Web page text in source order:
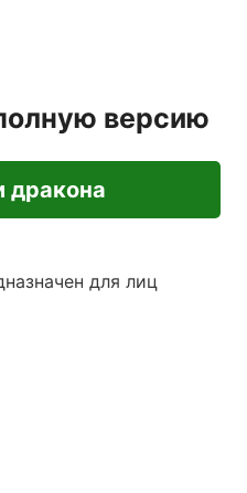
версию
дракона
для лиц